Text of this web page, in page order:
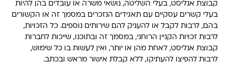
קבוצת אנליסט, בעלי השליטה, נושאי משרה או עובדים בהן להיות
בעלי קשרים עסקיים עם תאגידים הנזכרים במסמך זה או הקשורים
בהם, לרבות לקבל או להעניק להם שירותים נוספים. כל הזכויות,
לרבות זכויות הקניין הרוחני, במסמך זה ובתוכנו, שייכות לחברות
קבוצת אנליסט, לאחת מהן או יותר, ואין לעשות בו כל שימוש,
לרבות להפיצו להעתיקו, ללא קבלת אישור מראש ובכתב.